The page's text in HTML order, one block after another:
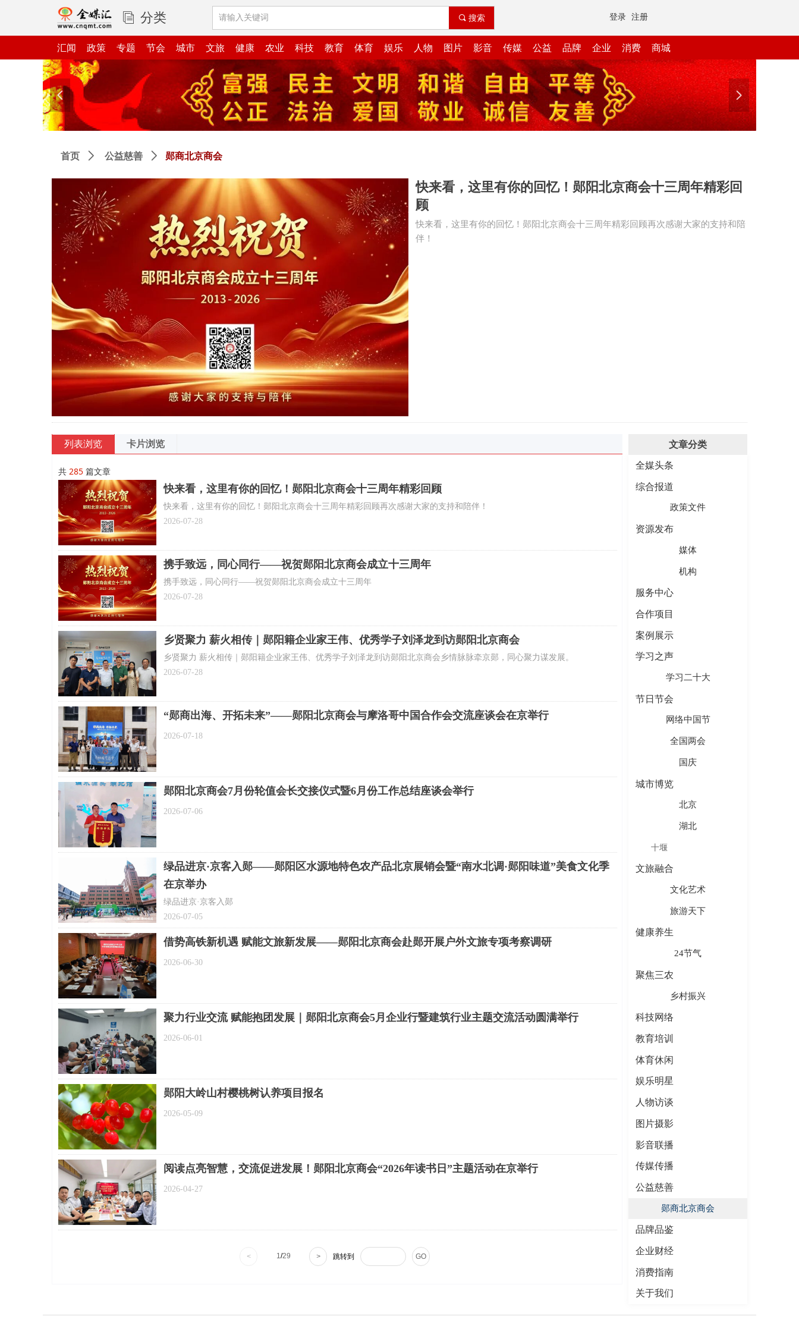
全媒头条
综合报道
政策文件
资源发布
媒体
机构
服务中心
合作项目
案例展示
学习之声
学习二十大
节日节会
网络中国节
全国两会
国庆
城市博览
北京
湖北
十堰
文旅融合
文化艺术
旅游天下
健康养生
24节气
聚焦三农
乡村振兴
科技网络
教育培训
体育休闲
娱乐明星
人物访谈
图片摄影
影音联播
传媒传播
公益慈善
郧商北京商会
品牌品鉴
企业财经
消费指南
关于我们
ꀢ 分类 끠 搜索 登录 注册
列表浏览 卡片浏览
共 285 篇文章
快来看，这里有你的回忆！郧阳北京商会十三周年精彩回顾
快来看，这里有你的回忆！郧阳北京商会十三周年精彩回顾再次感谢大家的支持和陪伴！
2026-07-28
携手致远，同心同行——祝贺郧阳北京商会成立十三周年
携手致远，同心同行——祝贺郧阳北京商会成立十三周年
2026-07-28
乡贤聚力 薪火相传｜郧阳籍企业家王伟、优秀学子刘泽龙到访郧阳北京商会
乡贤聚力 薪火相传｜郧阳籍企业家王伟、优秀学子刘泽龙到访郧阳北京商会乡情脉脉牵京郧，同心聚力谋发展。
2026-07-28
“郧商出海、开拓未来”——郧阳北京商会与摩洛哥中国合作会交流座谈会在京举行
2026-07-18
郧阳北京商会7月份轮值会长交接仪式暨6月份工作总结座谈会举行
2026-07-06
绿品进京·京客入郧——郧阳区水源地特色农产品北京展销会暨“南水北调·郧阳味道”美食文化季
在京举办
绿品进京·京客入郧
2026-07-05
借势高铁新机遇 赋能文旅新发展——郧阳北京商会赴郧开展户外文旅专项考察调研
2026-06-30
聚力行业交流 赋能抱团发展｜郧阳北京商会5月企业行暨建筑行业主题交流活动圆满举行
2026-06-01
郧阳大岭山村樱桃树认养项目报名
2026-05-09
阅读点亮智慧，交流促进发展！郧阳北京商会“2026年读书日”主题活动在京举行
2026-04-27
< 1/29 > 跳转到 GO
首页 ꄲ 公益慈善 ꄲ 郧商北京商会
넳 넲
汇闻 政策 专题 节会 城市 文旅 健康 农业 科技 教育 体育 娱乐 人物 图片 影音 传媒 公益 品牌 企业 消费 商城
快来看，这里有你的回忆！郧阳北京商会十三周年精彩回
顾
快来看，这里有你的回忆！郧阳北京商会十三周年精彩回顾再次感谢大家的支持和陪
伴！
文章分类